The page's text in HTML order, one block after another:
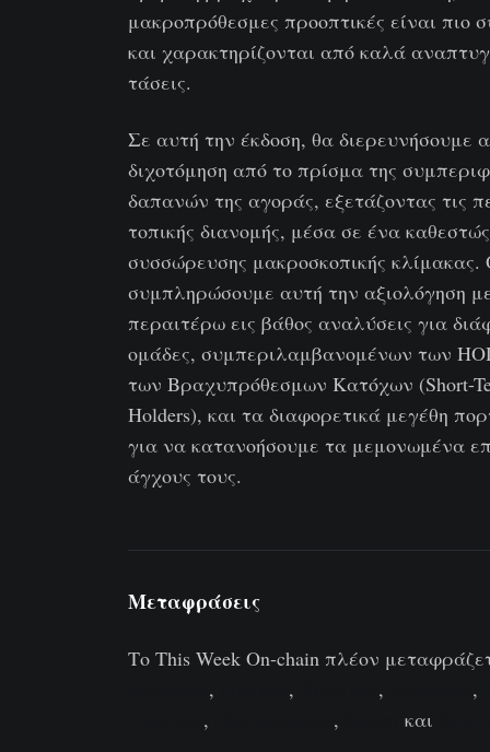
μακροπρόθεσμες προοπτικές είναι πιο
και χαρακτηρίζονται από καλά
τάσεις.
Σε αυτή την έκδοση, θα διερευνήσουμε
διχοτόμηση από το πρίσμα της
δαπανών της αγοράς, εξετάζοντας τις
τοπικής διανομής, μέσα σε ένα καθεστώς
συσσώρευσης μακροσκοπικής
συμπληρώσουμε αυτή την αξιολόγηση
περαιτέρω εις βάθος αναλύσεις για
ομάδες, συμπεριλαμβανομένων των
των Βραχυπρόθεσμων Κατόχων (Short-
Holders), και τα διαφορετικά μεγέθη
για να κατανοήσουμε τα μεμονωμένα
άγχους τους.
Μεταφράσεις
Το This Week On-chain πλέον
, , , ,
, , και